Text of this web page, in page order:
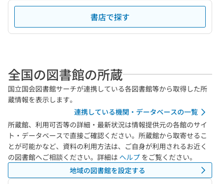
書店で探す
全国の図書館の所蔵
国立国会図書館サーチが連携している各図書館等から取得した所
蔵情報を表示します。
連携している機関・データベースの一覧
所蔵館、利用可否等の詳細・最新状況は情報提供元の各館のサイ
ト・データベースで直接ご確認ください。所蔵館から取寄せるこ
とが可能かなど、資料の利用方法は、ご自身が利用されるお近く
の図書館へご相談ください。詳細は ヘルプ をご覧ください。
地域の図書館を設定する